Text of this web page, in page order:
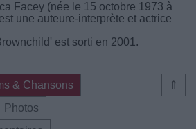
Facey (née le 15 octobre 1973 à
une auteure-interprète et actrice
est sorti en 2001.
⇑
& Chansons
Photos